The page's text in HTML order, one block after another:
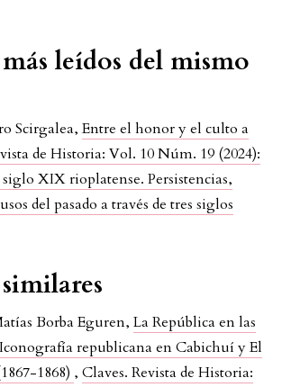
leídos del mismo
Scirgalea,Entre el honor y el culto a
de Historia: Vol. 10 Núm. 19 (2024):
XIX rioplatense. Persistencias,
del pasado a través de tres siglos
Borba Eguren, La República en las
republicana en Cabichuí y El
1868) , Claves. Revista de Historia: